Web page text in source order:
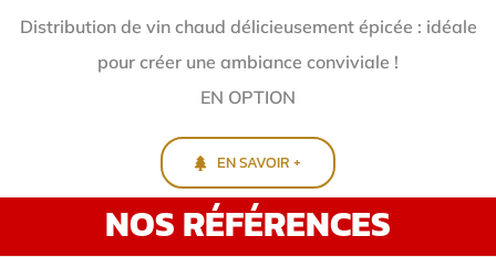
Distribution de vin chaud délicieusement épicée : idéale
pour créer une ambiance conviviale !
EN OPTION
EN SAVOIR +
NOS RÉFÉRENCES